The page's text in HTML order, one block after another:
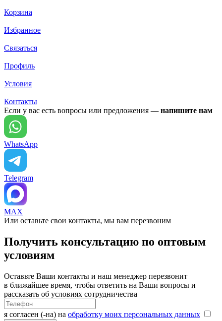
Корзина
Избранное
Связаться
Профиль
Условия
Контакты
Если у вас есть вопросы или предложения — напишите нам
WhatsApp
Telegram
MAX
Или оставьте свои контакты, мы вам перезвоним
Получить консультацию по оптовым
условиям
Оставьте Ваши контакты и наш менеджер перезвонит
в ближайшее время, чтобы ответить на Ваши вопросы и
рассказать об условиях сотрудничества
я согласен (-на) на обработку моих персональных данных